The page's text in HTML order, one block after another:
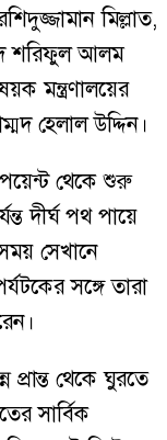
মিল্লাত,
শরিফুল আলম
মন্ত্রণালয়ের
হেলাল উদ্দিন।
থেকে শুরু
দীর্ঘ পথ পায়ে
সেখানে
সঙ্গে তারা
প্রান্ত থেকে ঘুরতে
সার্বিক